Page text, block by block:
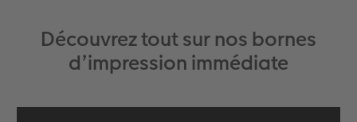
Découvrez tout sur nos bornes
d’impression immédiate